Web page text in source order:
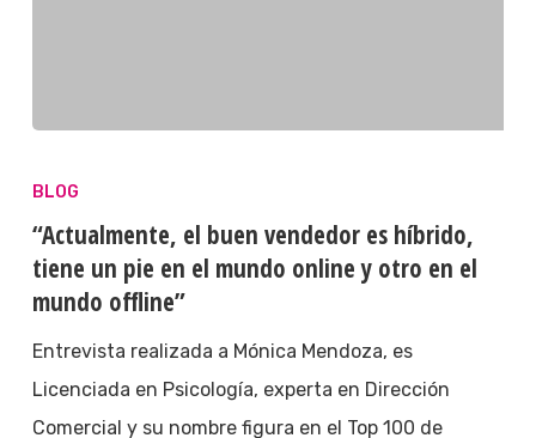
BLOG
“Actualmente, el buen vendedor es híbrido,
tiene un pie en el mundo online y otro en el
mundo offline”
Entrevista realizada a Mónica Mendoza, es
Licenciada en Psicología, experta en Dirección
Comercial y su nombre figura en el Top 100 de